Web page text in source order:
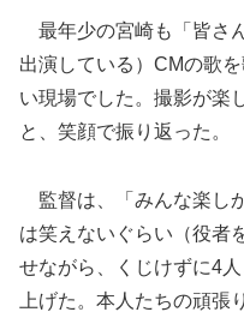
最年少の宮崎も「皆さ
出演している）CMの歌
い現場でした。撮影が楽
と、笑顔で振り返った。
監督は、「みんな楽し
は笑えないぐらい（役者
せながら、くじけずに4
上げた。本人たちの頑張